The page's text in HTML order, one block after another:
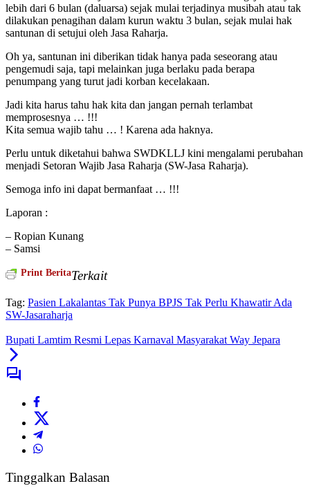
lebih dari 6 bulan (daluarsa) sejak mulai terjadinya musibah atau tak
dilakukan penagihan dalam kurun waktu 3 bulan, sejak mulai hak
santunan di setujui oleh Jasa Raharja.
Oh ya, santunan ini diberikan tidak hanya pada seseorang atau
pengemudi saja, tapi melainkan juga berlaku pada berapa
penumpang yang turut jadi korban kecelakaan.
Jadi kita harus tahu hak kita dan jangan pernah terlambat
memprosesnya … !!!
Kita semua wajib tahu … ! Karena ada haknya.
Perlu untuk diketahui bahwa SWDKLLJ kini mengalami perubahan
menjadi Setoran Wajib Jasa Raharja (SW-Jasa Raharja).
Semoga info ini dapat bermanfaat … !!!
Laporan :
– Ropian Kunang
– Samsi
Print BeritaTerkait
Tag: Pasien Lakalantas Tak Punya BPJS Tak Perlu Khawatir Ada
SW-Jasaraharja
Bupati Lamtim Resmi Lepas Karnaval Masyarakat Way Jepara
Tinggalkan Balasan